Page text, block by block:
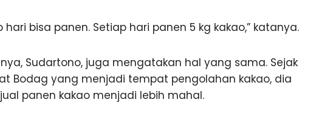
hari bisa panen. Setiap hari panen 5 kg kakao,” katanya.
Sudartono, juga mengatakan hal yang sama. Sejak
Bodag yang menjadi tempat pengolahan kakao, dia
panen kakao menjadi lebih mahal.